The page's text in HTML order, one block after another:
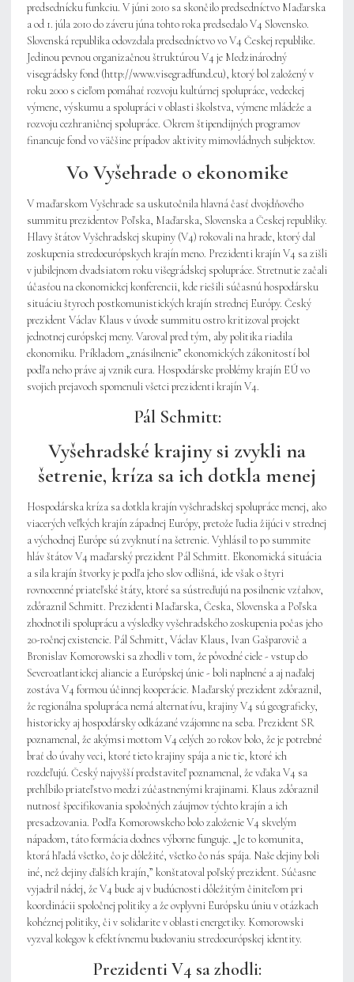
predsednícku funkciu. V júni 2010 sa skončilo predsedníctvo Maďarska
a od 1. júla 2010 do záveru júna tohto roka predsedalo V4 Slovensko.
Slovenská republika odovzdala predsedníctvo vo V4 Českej republike.
Jedinou pevnou organizačnou štruktúrou V4 je Medzinárodný
visegrádsky fond (http://www.visegradfund.eu), ktorý bol založený v
roku 2000 s cieľom pomáhať rozvoju kultúrnej spolupráce, vedeckej
výmene, výskumu a spolupráci v oblasti školstva, výmene mládeže a
rozvoju cezhraničnej spolupráce. Okrem štipendijných programov
financuje fond vo väčšine prípadov aktivity mimovládnych subjektov.
Vo Vyšehrade o ekonomike
V maďarskom Vyšehrade sa uskutočnila hlavná časť dvojdňového
summitu prezidentov Poľska, Maďarska, Slovenska a Českej republiky.
Hlavy štátov Vyšehradskej skupiny (V4) rokovali na hrade, ktorý dal
zoskupenia stredoeurópskych krajín meno. Prezidenti krajín V4 sa zišli
v jubilejnom dvadsiatom roku višegrádskej spolupráce. Stretnutie začali
účasťou na ekonomickej konferencii, kde riešili súčasnú hospodársku
situáciu štyroch postkomunistických krajín strednej Európy. Český
prezident Václav Klaus v úvode summitu ostro kritizoval projekt
jednotnej európskej meny. Varoval pred tým, aby politika riadila
ekonomiku. Príkladom „znásilnenie” ekonomických zákonitostí bol
podľa neho práve aj vznik eura. Hospodárske problémy krajín EÚ vo
svojich prejavoch spomenuli všetci prezidenti krajín V4.
Pál Schmitt:
Vyšehradské krajiny si zvykli na
šetrenie, kríza sa ich dotkla menej
Hospodárska kríza sa dotkla krajín vyšehradskej spolupráce menej, ako
viacerých veľkých krajín západnej Európy, pretože ľudia žijúci v strednej
a východnej Európe sú zvyknutí na šetrenie. Vyhlásil to po summite
hláv štátov V4 maďarský prezident Pál Schmitt. Ekonomická situácia
a sila krajín štvorky je podľa jeho slov odlišná, ide však o štyri
rovnocenné priateľské štáty, ktoré sa sústreďujú na posilnenie vzťahov,
zdôraznil Schmitt. Prezidenti Maďarska, Česka, Slovenska a Poľska
zhodnotili spoluprácu a výsledky vyšehradského zoskupenia počas jeho
20-ročnej existencie. Pál Schmitt, Václav Klaus, Ivan Gašparovič a
Bronislav Komorowski sa zhodli v tom, že pôvodné ciele - vstup do
Severoatlantickej aliancie a Európskej únie - boli naplnené a aj naďalej
zostáva V4 formou účinnej kooperácie. Maďarský prezident zdôraznil,
že regionálna spolupráca nemá alternatívu, krajiny V4 sú geograficky,
historicky aj hospodársky odkázané vzájomne na seba. Prezident SR
poznamenal, že akýmsi mottom V4 celých 20 rokov bolo, že je potrebné
brať do úvahy veci, ktoré tieto krajiny spája a nie tie, ktoré ich
rozdeľujú. Český najvyšší predstaviteľ poznamenal, že vďaka V4 sa
prehĺbilo priateľstvo medzi zúčastnenými krajinami. Klaus zdôraznil
nutnosť špecifikovania spoločných záujmov týchto krajín a ich
presadzovania. Podľa Komorowskeho bolo založenie V4 skvelým
nápadom, táto formácia dodnes výborne funguje. „Je to komunita,
ktorá hľadá všetko, čo je dôležité, všetko čo nás spája. Naše dejiny boli
iné, než dejiny ďalších krajín,” konštatoval poľský prezident. Súčasne
vyjadril nádej, že V4 bude aj v budúcnosti dôležitým činiteľom pri
koordinácii spoločnej politiky a že ovplyvni Európsku úniu v otázkach
kohéznej politiky, či v solidarite v oblasti energetiky. Komorowski
vyzval kolegov k efektívnemu budovaniu stredoeurópskej identity.
Prezidenti V4 sa zhodli: